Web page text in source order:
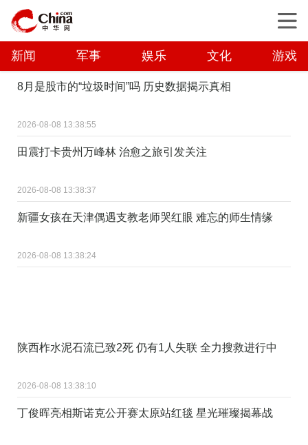
新闻 军事 娱乐 文化 游戏
8月是股市的“垃圾时间”吗 历史数据揭示真相
2026-08-08 13:38:55
田震打卡贵州万峰林 治愈之旅引发关注
2026-08-08 13:38:37
新疆女孩在天津偶遇支教老师哭红眼 难忘的师生情缘
2026-08-08 13:38:24
陕西柞水泥石流已致2死 仍有1人失联 全力搜救进行中
2026-08-08 13:38:10
丁俊晖亮相斯诺克公开赛太原站红毯 星光璀璨揭幕战